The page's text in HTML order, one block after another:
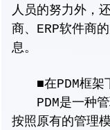
人员的努力外，
商、ERP软件商
息。
■在PDM框架
PDM是一种管
按照原有的管理